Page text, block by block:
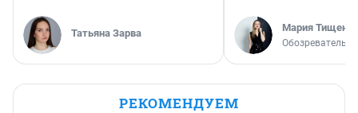
Татьяна Зарва Мария Тищенко
Обозреватель
РЕКОМЕНДУЕМ